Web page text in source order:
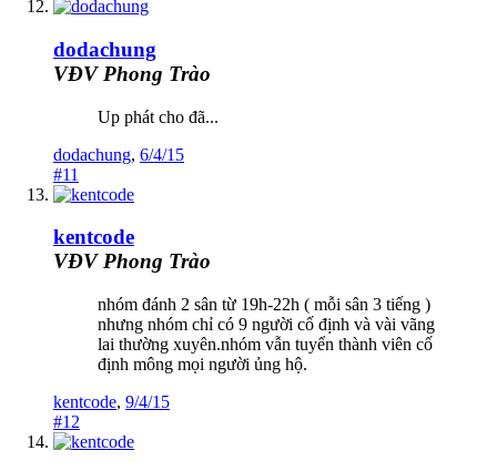
dodachung
VĐV Phong Trào
Up phát cho đã...
dodachung, 6/4/15
#11
kentcode
VĐV Phong Trào
nhóm đánh 2 sân từ 19h-22h ( mỗi sân 3 tiếng )
nhưng nhóm chỉ có 9 người cố định và vài vãng
lai thường xuyên.nhóm vẫn tuyển thành viên cố
định mông mọi người ủng hộ.
kentcode, 9/4/15
#12